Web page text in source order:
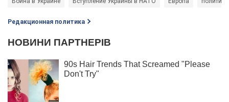
Редакционная политика